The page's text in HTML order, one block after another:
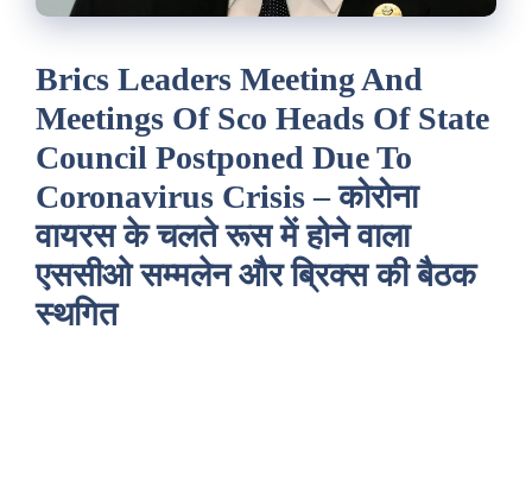
Brics Leaders Meeting And
Meetings Of Sco Heads Of State
Council Postponed Due To
Coronavirus Crisis – कोरोना
वायरस के चलते रूस में होने वाला
एससीओ सम्मलेन और ब्रिक्स की बैठक
स्थगित